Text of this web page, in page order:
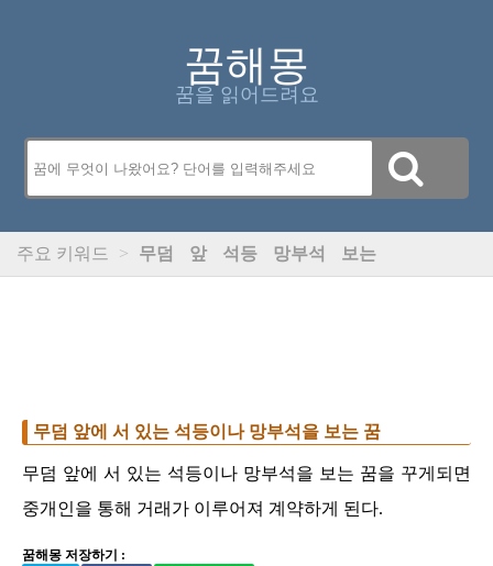
꿈해몽
꿈을 읽어드려요
주요 키워드 > 무덤 앞 석등 망부석 보는
무덤 앞에 서 있는 석등이나 망부석을 보는 꿈
무덤 앞에 서 있는 석등이나 망부석을 보는 꿈을 꾸게되면
중개인을 통해 거래가 이루어져 계약하게 된다.
꿈해몽 저장하기 :